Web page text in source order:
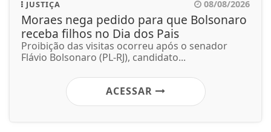
JUSTIÇA 08/08/2026
Moraes nega pedido para que Bolsonaro
receba filhos no Dia dos Pais
Proibição das visitas ocorreu após o senador
Flávio Bolsonaro (PL-RJ), candidato...
ACESSAR